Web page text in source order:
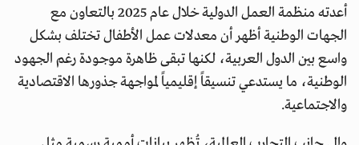
أعدته منظمة العمل الدولية خلال عام 2025 بالتعاون مع
الجهات الوطنية أظهر أن معدلات عمل الأطفال تختلف بشكل
واسع بين الدول العربية، لكنها تبقى ظاهرة موجودة رغم الجهود
الوطنية، ما يستدعي تنسيقاً إقليمياً لمواجهة جذورها الاقتصادية
والاجتماعية.